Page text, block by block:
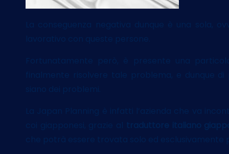
La conseguenza negativa dunque è una sola,
lavorativo con queste persone.
Fortunatamente però, è presente una
finalmente risolvere tale problema, e dunque
siano dei problemi.
La Japan Planning è infatti l’azienda che va
coi giapponesi, grazie al
traduttore italiano
che potrà essere trovata solo ed esclusivamente